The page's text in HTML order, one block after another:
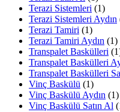
Terazi Sistemleri (1)
Terazi Sistemleri Aydın
Terazi Tamiri (1)
Terazi Tamiri Aydın (1)
Transpalet Baskülleri
Transpalet Baskülleri
Transpalet Baskülleri
Vinç Baskülü (1)
Vinç Baskülü Aydın (1)
Vinç Baskülü Satın Al